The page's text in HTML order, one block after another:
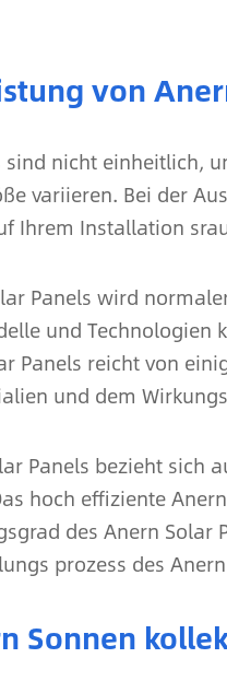
von
nicht einheitlich,
variieren. Bei der
Ihrem Installation
Panels wird
und
Panels reicht von
und dem
Panels bezieht sich
hoch effiziente
des Anern Solar
prozess des
Sonnen